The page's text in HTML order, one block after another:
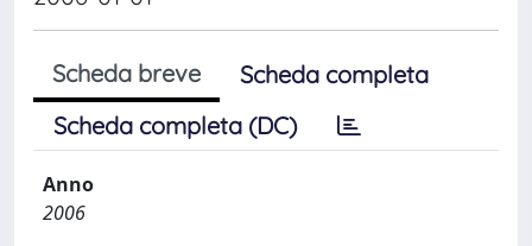
Scheda breve
Scheda completa
Scheda completa (DC)
Anno
2006